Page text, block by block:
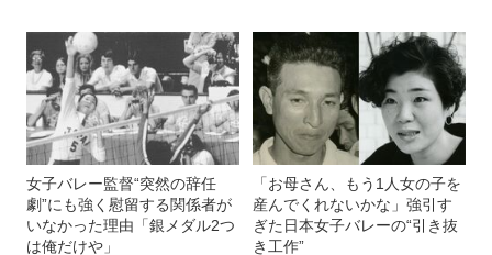
女子バレー監督“突然の辞任
劇”にも強く慰留する関係者が
いなかった理由「銀メダル2つ
は俺だけや」
「お母さん、もう1人女の子を
産んでくれないかな」強引す
ぎた日本女子バレーの“引き抜
き工作”